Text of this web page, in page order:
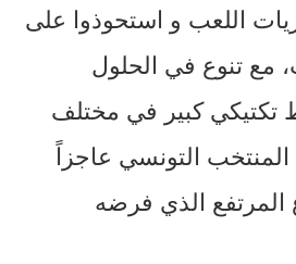
اللعب و استحوذوا على
مع تنوع في الحلول
تكتيكي كبير في مختلف
التونسي عاجزاً
المرتفع الذي فرضه